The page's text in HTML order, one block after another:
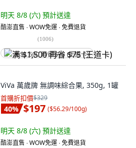
明天 8/8 (六) 預計送達
酷澎直售 ∙ WOW免運 ∙ 免費退貨
(1006)
满 $1,500 再省 $75 (王道卡)
ViVa 萬歲牌 無調味綜合果, 350g, 1罐
首購折扣價$329
40% $197 ($56.29/100g)
明天 8/8 (六) 預計送達
酷澎直售 ∙ WOW免運 ∙ 免費退貨